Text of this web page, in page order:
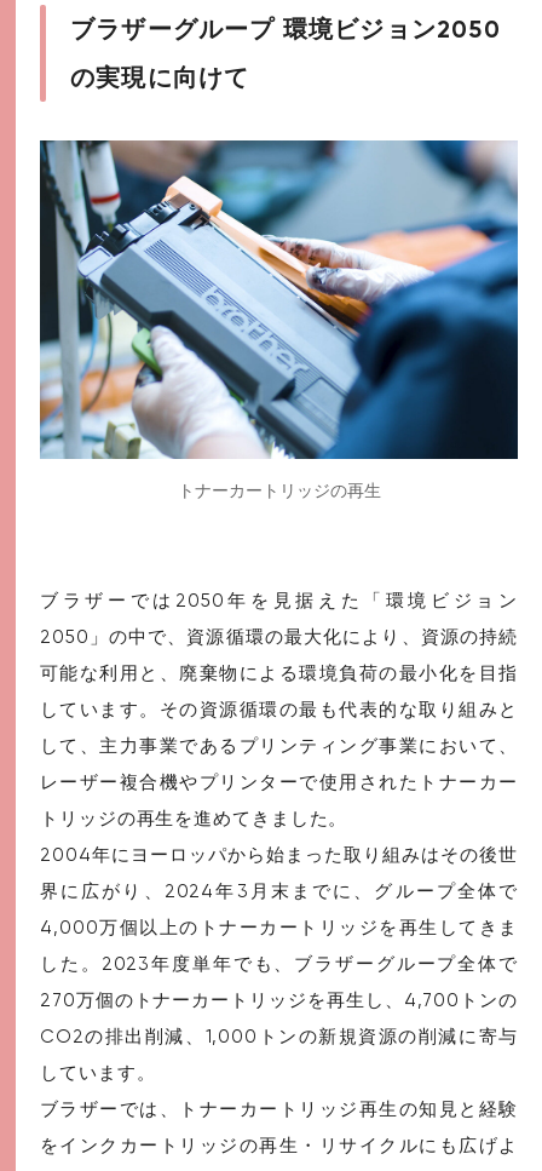
ブラザーグループ 環境ビジョン2050
の実現に向けて
トナーカートリッジの再生
ブラザーでは2050年を見据えた「環境ビジョン
2050」の中で、資源循環の最大化により、資源の持続
可能な利用と、廃棄物による環境負荷の最小化を目指
しています。その資源循環の最も代表的な取り組みと
して、主力事業であるプリンティング事業において、
レーザー複合機やプリンターで使用されたトナーカー
トリッジの再生を進めてきました。
2004年にヨーロッパから始まった取り組みはその後世
界に広がり、2024年3月末までに、グループ全体で
4,000万個以上のトナーカートリッジを再生してきま
した。2023年度単年でも、ブラザーグループ全体で
270万個のトナーカートリッジを再生し、4,700トンの
CO2の排出削減、1,000トンの新規資源の削減に寄与
しています。
ブラザーでは、トナーカートリッジ再生の知見と経験
をインクカートリッジの再生・リサイクルにも広げよ